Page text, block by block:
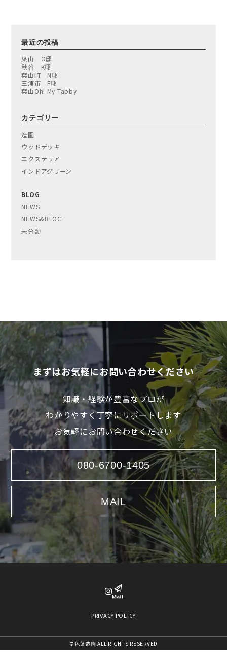
最近の投稿
葉山 O邸
秋谷 K邸
葉山町 N邸
三浦市 F邸
葉山Oh! My Tabby
カテゴリー
造園
ウッドデッキ
エクステリア
インドアグリーン
BLOG
NEWS
NEWS&BLOG
未分類
まずはお気軽にお問い合わせください
知識・経験が豊富なプロが
わかりやすく丁寧にサポートします
お気軽にお問い合わせください
080-6700-1405
MAIL
PRIVACY POLICY
©色葉造園 ALL RIGHTS RESERVED